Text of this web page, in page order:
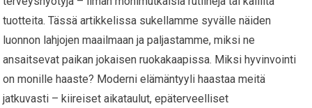
tuotteita. Tässä artikkelissa sukellamme syvälle näiden
luonnon lahjojen maailmaan ja paljastamme, miksi ne
ansaitsevat paikan jokaisen ruokakaapissa. Miksi hyvinvointi
on monille haaste? Moderni elämäntyyli haastaa meitä
jatkuvasti – kiireiset aikataulut, epäterveelliset